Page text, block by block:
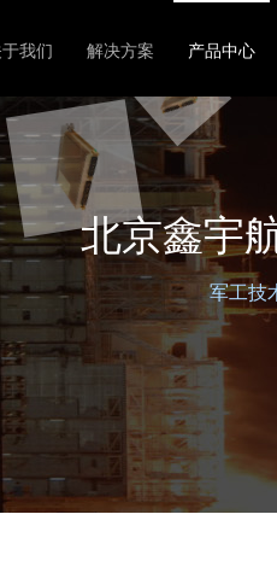
我们 解决方案 产品中心
北京鑫宇
军工技